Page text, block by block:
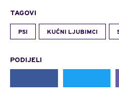
TAGOVI
PSI KUĆNI LJUBIMCI
PODIJELI